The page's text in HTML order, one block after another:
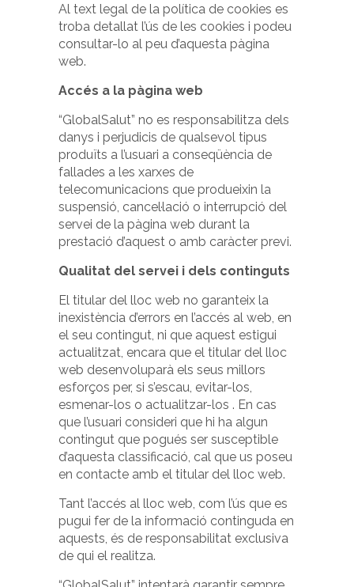
Al text legal de la política de cookies es
troba detallat l’ús de les cookies i podeu
consultar-lo al peu d’aquesta pàgina
web.
Accés a la pàgina web
“GlobalSalut” no es responsabilitza dels
danys i perjudicis de qualsevol tipus
produïts a l’usuari a conseqüència de
fallades a les xarxes de
telecomunicacions que produeixin la
suspensió, cancel·lació o interrupció del
servei de la pàgina web durant la
prestació d’aquest o amb caràcter previ.
Qualitat del servei i dels continguts
El titular del lloc web no garanteix la
inexistència d’errors en l’accés al web, en
el seu contingut, ni que aquest estigui
actualitzat, encara que el titular del lloc
web desenvoluparà els seus millors
esforços per, si s’escau, evitar-los,
esmenar-los o actualitzar-los . En cas
que l’usuari consideri que hi ha algun
contingut que pogués ser susceptible
d’aquesta classificació, cal que us poseu
en contacte amb el titular del lloc web.
Tant l’accés al lloc web, com l’ús que es
pugui fer de la informació continguda en
aquests, és de responsabilitat exclusiva
de qui el realitza.